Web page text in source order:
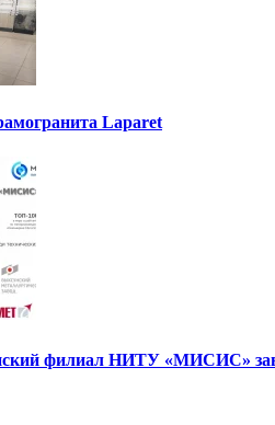
Laparet
филиал НИТУ «МИСИС»